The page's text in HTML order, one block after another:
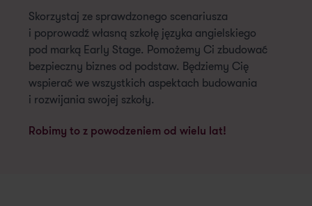
Skorzystaj ze sprawdzonego scenariusza
i poprowadź własną szkołę języka angielskiego
pod marką Early Stage. Pomożemy Ci zbudować
bezpieczny biznes od podstaw. Będziemy Cię
wspierać we wszystkich aspektach budowania
i rozwijania swojej szkoły.
Robimy to z powodzeniem od wielu lat!